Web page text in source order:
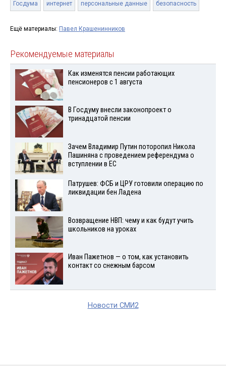
Госдума интернет персональные данные безопасность
Ещё материалы: Павел Крашенинников
Рекомендуемые материалы
Как изменятся пенсии работающих
пенсионеров с 1 августа
В Госдуму внесли законопроект о
тринадцатой пенсии
Зачем Владимир Путин поторопил Никола
Пашиняна с проведением референдума о
вступлении в ЕС
Патрушев: ФСБ и ЦРУ готовили операцию по
ликвидации бен Ладена
Возвращение НВП: чему и как будут учить
школьников на уроках
Иван Пажетнов — о том, как установить
контакт со снежным барсом
Новости СМИ2